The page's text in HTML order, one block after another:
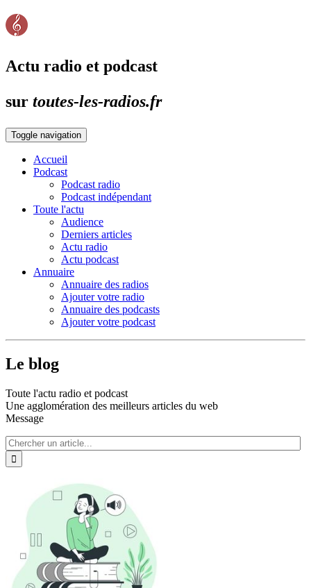
Actu radio et podcast
sur toutes-les-radios.fr
Toggle navigation
Accueil
Podcast
Podcast radio
Podcast indépendant
Toute l'actu
Audience
Derniers articles
Actu radio
Actu podcast
Annuaire
Annuaire des radios
Ajouter votre radio
Annuaire des podcasts
Ajouter votre podcast
Le blog
Toute l'actu radio et podcast
Une agglomération des meilleurs articles du web
Message